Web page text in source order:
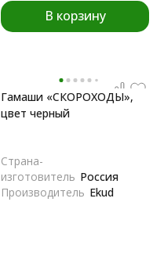
В корзину
Гамаши «СКОРОХОДЫ»,
цвет черный
Страна-
изготовитель Россия
Производитель Ekud